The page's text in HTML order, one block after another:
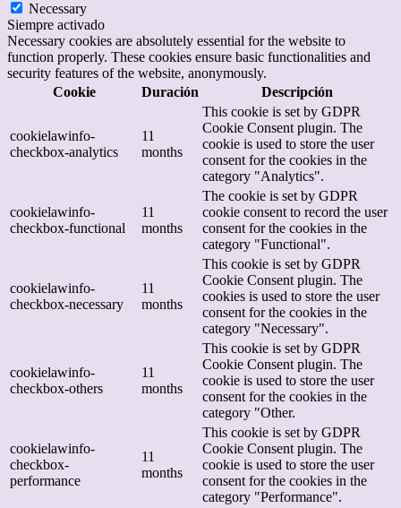
Necessary
Siempre activado
Necessary cookies are absolutely essential for the website to
function properly. These cookies ensure basic functionalities and
security features of the website, anonymously.
Cookie
Duración Descripción
cookielawinfo-
checkbox-analytics
11
months
This cookie is set by GDPR
Cookie Consent plugin. The
cookie is used to store the user
consent for the cookies in the
category "Analytics".
cookielawinfo-
checkbox-functional
11
months
The cookie is set by GDPR
cookie consent to record the user
consent for the cookies in the
category "Functional".
cookielawinfo-
checkbox-necessary
11
months
This cookie is set by GDPR
Cookie Consent plugin. The
cookies is used to store the user
consent for the cookies in the
category "Necessary".
cookielawinfo-
checkbox-others
11
months
This cookie is set by GDPR
Cookie Consent plugin. The
cookie is used to store the user
consent for the cookies in the
category "Other.
cookielawinfo-
checkbox-
performance
11
months
This cookie is set by GDPR
Cookie Consent plugin. The
cookie is used to store the user
consent for the cookies in the
category "Performance".